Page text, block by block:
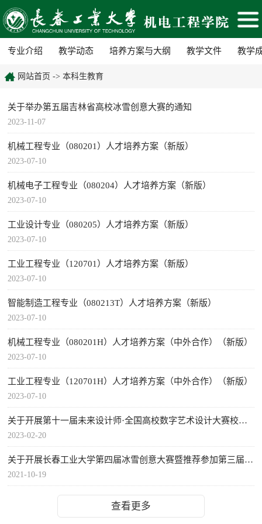
专业介绍 教学动态 培养方案与大纲 教学文件 教学
网站首页 -> 本科生教育
关于举办第五届吉林省高校冰雪创意大赛的通知
2023-11-07
机械工程专业（080201）人才培养方案（新版）
2023-07-10
机械电子工程专业（080204）人才培养方案（新版）
2023-07-10
工业设计专业（080205）人才培养方案（新版）
2023-07-10
工业工程专业（120701）人才培养方案（新版）
2023-07-10
智能制造工程专业（080213T）人才培养方案（新版）
2023-07-10
机械工程专业（080201H）人才培养方案（中外合作）（新版）
2023-07-10
工业工程专业（120701H）人才培养方案（中外合作）（新版）
2023-07-10
关于开展第十一届未来设计师·全国高校数字艺术设计大赛校级赛通知
2023-02-20
关于开展长春工业大学第四届冰雪创意大赛暨推荐参加第三届吉林省高校冰雪创意大赛...
2021-10-19
查看更多